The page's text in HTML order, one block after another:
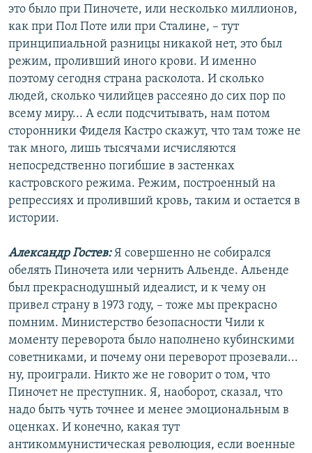
это было при Пиночете, или несколько миллионов,
как при Пол Поте или при Сталине, – тут
принципиальной разницы никакой нет, это был
режим, проливший иного крови. И именно
поэтому сегодня страна расколота. И сколько
людей, сколько чилийцев рассеяно до сих пор по
всему миру... А если подсчитывать, нам потом
сторонники Фиделя Кастро скажут, что там тоже не
так много, лишь тысячами исчисляются
непосредственно погибшие в застенках
кастровского режима. Режим, построенный на
репрессиях и проливший кровь, таким и остается в
истории.
Александр Гостев:Я совершенно не собирался
обелять Пиночета или чернить Альенде. Альенде
был прекраснодушный идеалист, и к чему он
привел страну в 1973 году, – тоже мы прекрасно
помним. Министерство безопасности Чили к
моменту переворота было наполнено кубинскими
советниками, и почему они переворот прозевали...
ну, проиграли. Никто же не говорит о том, что
Пиночет не преступник. Я, наоборот, сказал, что
надо быть чуть точнее и менее эмоциональным в
оценках. И конечно, какая тут
антикоммунистическая революция, если военные